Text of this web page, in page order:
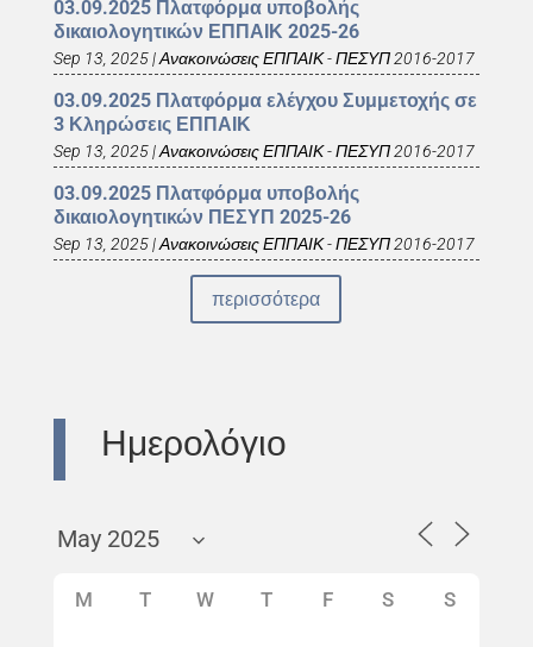
03.09.2025 Πλατφόρμα υποβολής
δικαιολογητικών ΕΠΠΑΙΚ 2025-26
Sep 13, 2025|Ανακοινώσεις ΕΠΠΑΙΚ - ΠΕΣΥΠ 2016-2017
03.09.2025 Πλατφόρμα ελέγχου Συμμετοχής σε
3 Κληρώσεις ΕΠΠΑΙΚ
Sep 13, 2025|Ανακοινώσεις ΕΠΠΑΙΚ - ΠΕΣΥΠ 2016-2017
03.09.2025 Πλατφόρμα υποβολής
δικαιολογητικών ΠΕΣΥΠ 2025-26
Sep 13, 2025|Ανακοινώσεις ΕΠΠΑΙΚ - ΠΕΣΥΠ 2016-2017
περισσότερα
Ημερολόγιο
M T W T F S S